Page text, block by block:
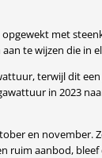
met
te wijzen die in
terwijl dit
in 2023
en november.
ruim aanbod,